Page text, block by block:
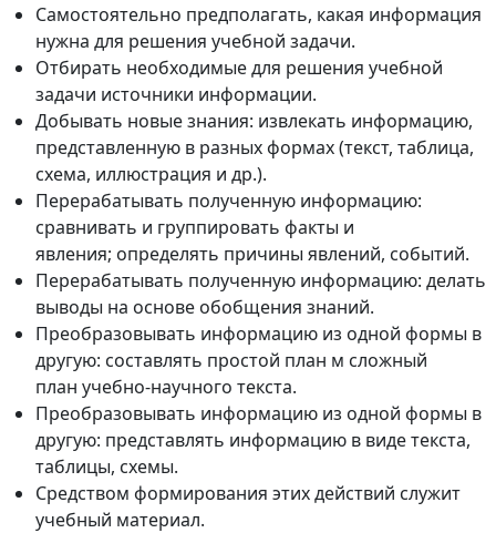
Самостоятельно предполагать, какая информация
нужна для решения учебной задачи.
Отбирать необходимые для решения учебной
задачи источники информации.
Добывать новые знания: извлекать информацию,
представленную в разных формах (текст, таблица,
схема, иллюстрация и др.).
Перерабатывать полученную информацию:
сравнивать и группировать факты и
явления; определять причины явлений, событий.
Перерабатывать полученную информацию: делать
выводы на основе обобщения знаний.
Преобразовывать информацию из одной формы в
другую: составлять простой план м сложный
план учебно-научного текста.
Преобразовывать информацию из одной формы в
другую: представлять информацию в виде текста,
таблицы, схемы.
Средством формирования этих действий служит
учебный материал.